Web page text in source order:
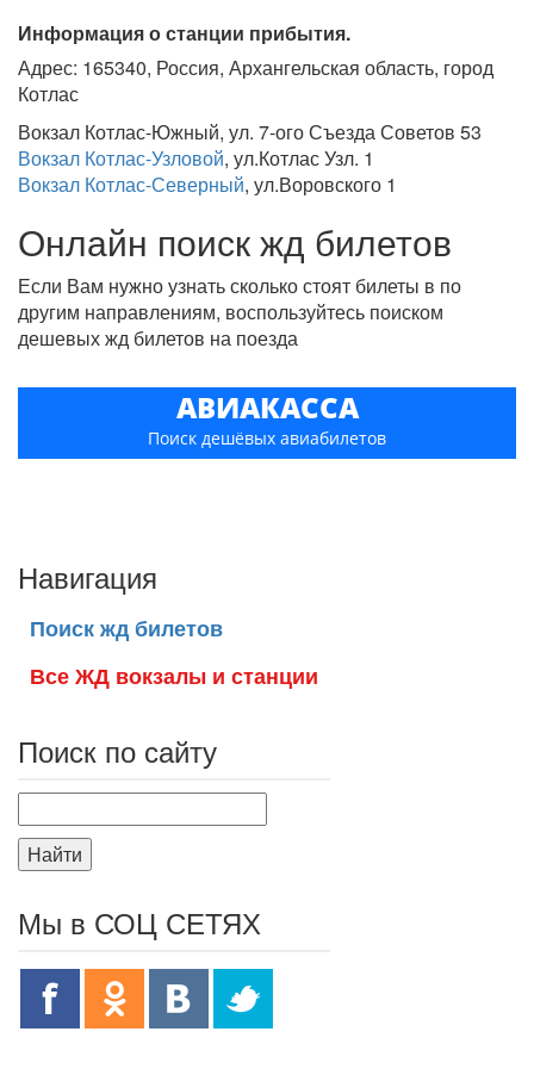
Информация о станции прибытия.
Адрес: 165340, Россия, Архангельская область, город
Котлас
Вокзал Котлас-Южный, ул. 7-ого Съезда Советов 53
Вокзал Котлас-Узловой, ул.Котлас Узл. 1
Вокзал Котлас-Северный, ул.Воровского 1
Онлайн поиск жд билетов
Если Вам нужно узнать сколько стоят билеты в по
другим направлениям, воспользуйтесь поиском
дешевых жд билетов на поезда
АВИАКАССА
Поиск дешёвых авиабилетов
Навигация
Поиск жд билетов
Все ЖД вокзалы и станции
Поиск по сайту
Найти
Мы в СОЦ СЕТЯХ